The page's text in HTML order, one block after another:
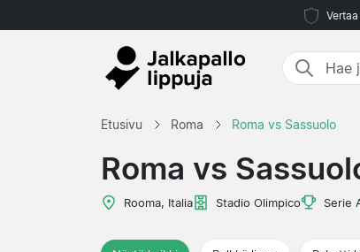
Etusivu Roma Roma vs Sassuolo
Roma vs
Rooma, Italia Stadio Olimpico Serie